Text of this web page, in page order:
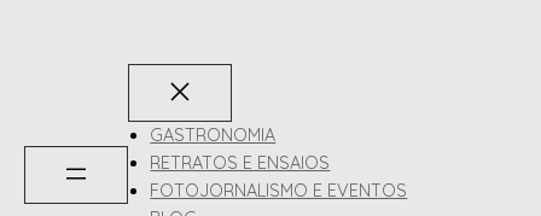
GASTRONOMIA
RETRATOS E ENSAIOS
FOTOJORNALISMO E EVENTOS